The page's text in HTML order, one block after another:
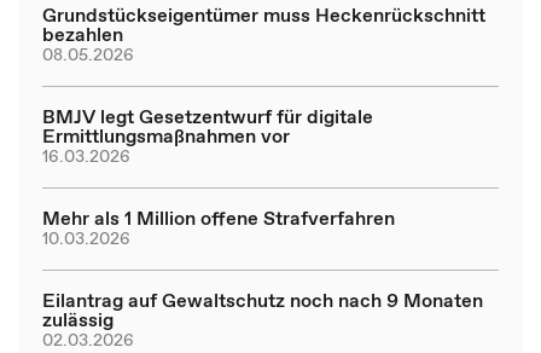
Grundstückseigentümer muss Heckenrückschnitt
bezahlen
08.05.2026
BMJV legt Gesetzentwurf für digitale
Ermittlungsmaßnahmen vor
16.03.2026
Mehr als 1 Million offene Strafverfahren
10.03.2026
Eilantrag auf Gewaltschutz noch nach 9 Monaten
zulässig
02.03.2026